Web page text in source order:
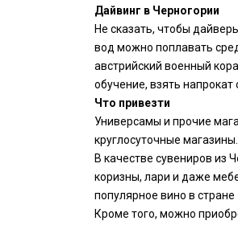
Дайвинг в Черногории
Не сказать, чтобы
вод можно поплавать
австрийский военный
обучение, взять
Что привезти
Универсамы и прочие
круглосуточные магазины.
В качестве сувениров из
коризны, лари и даже
популярное вино в
Кроме того, можно